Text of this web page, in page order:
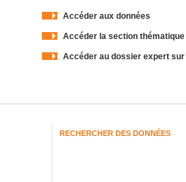
Accéder aux données
Accéder la section
Accéder au dossier expert
RECHERCHER DES DONNÉES